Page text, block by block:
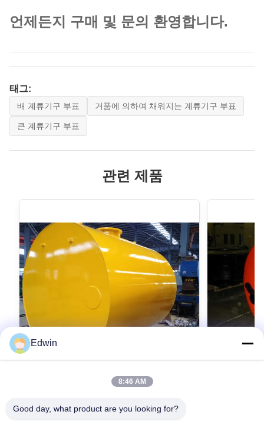
언제든지 구매 및 문의 환영합니다.
태그:
배 계류기구 부표 거품에 의하여 채워지는 계류기구 부표
큰 계류기구 부표
관련 제품
표 외부 강철 내부 EVA에 의하여 채워지는
Edwin
8:46 AM
Good day, what product are you looking for?